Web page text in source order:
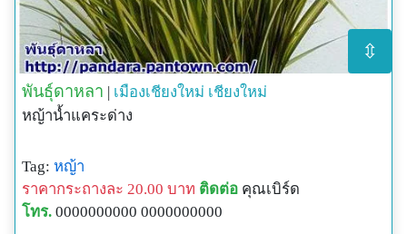
⇳
พันธุ์ดาหลา เมืองเชียงใหม่ เชียงใหม่
หญ้าน้ำแคระด่าง
Tag: หญ้า
ราคากระถางละ 20.00 บาท ติดต่อ คุณเบิร์ด
โทร. 0000000000 0000000000